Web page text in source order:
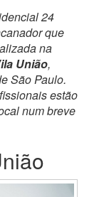
24
que
na
União,
São Paulo.
estão
num breve